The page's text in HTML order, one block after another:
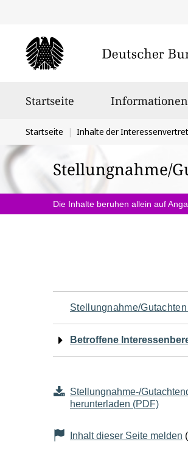
Startseite
Sie
befinden
sich
hier:
Startseite Inhalte der
Stellungnahme/
Die Inhalte beruhen allein auf
Navigation
für
Seiteninhalt
Stellungnahme/
Betroffene
Stellungnahme-/
herunterladen (PDF)
Inhalt dieser Seite melden (